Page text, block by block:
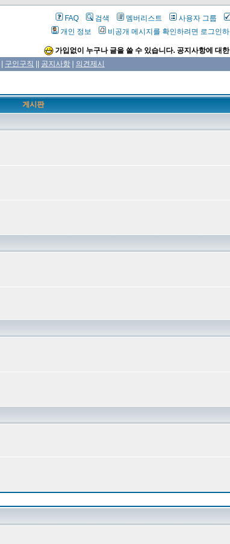
FAQ 검색 멤버리스트 사용자 그룹
개인 정보
비공개 메시지를 확인하려면 로그인
가입없이 누구나 글을 쓸 수 있습니다. 공지사항에 대
구인구직 공지사항
의견제시
게시판